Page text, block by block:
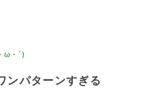
ω・´)
ンパターンすぎる